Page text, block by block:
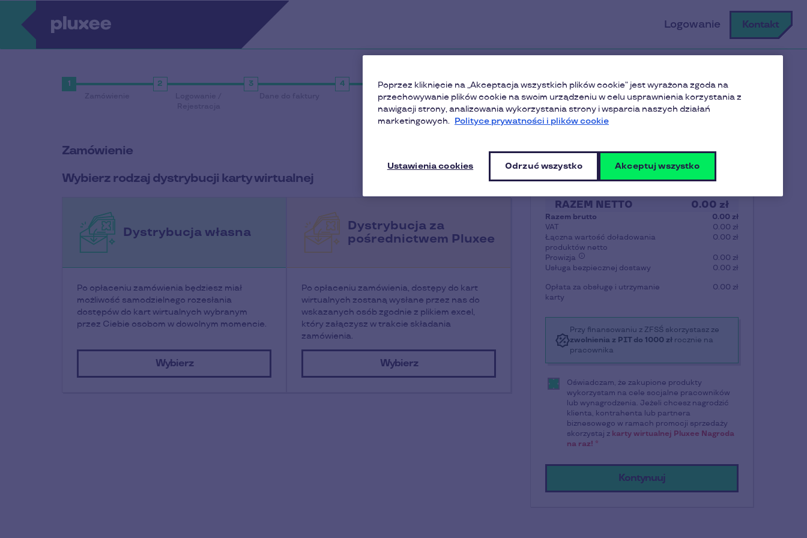
Logowanie Kontakt
Dostawa Potwierdzenie
Zamówienie
Wybierz rodzaj dystrybucji karty wirtualnej
Dystrybucja własna
Po opłaceniu zamówienia będziesz miał
możliwość samodzielnego rozesłania
dostępów do kart wirtualnych wybranym
przez Ciebie osobom w dowolnym momencie.
Wybierz
Dystrybucja za
pośrednictwem Pluxee
Po opłaceniu zamówienia, dostępy do kart
wirtualnych zostaną wysłane przez nas do
wskazanych osób zgodnie z plikiem excel,
który załączysz w trakcie składania
zamówienia.
Wybierz
Podsumowanie zamówienia
RAZEM NETTO 0.00 zł
Razem brutto
0.00 zł
VAT
0.00 zł
Łączna wartość doładowania
produktów netto
0.00 zł
Prowizja
0.00 zł
Usługa bezpiecznej dostawy
0.00 zł
Opłata za obsługę i utrzymanie
karty
0.00 zł
Przy finansowaniu z ZFSŚ skorzystasz ze
zwolnienia z PIT do 1000 zł rocznie na
pracownika
Oświadczam, że zakupione produkty
wykorzystam na cele socjalne pracowników
lub wynagrodzenia. Jeżeli chcesz nagrodzić
klienta, kontrahenta lub partnera
biznesowego w ramach promocji sprzedaży
skorzystaj z karty wirtualnej Pluxee Nagroda
na raz!
Kontynuuj
Poprzez kliknięcie na „Akceptacja wszystkich plików cookie” jest wyrażona zgoda na
przechowywanie plików cookie na swoim urządzeniu w celu usprawnienia korzystania z
nawigacji strony, analizowania wykorzystania strony i wsparcia naszych działań
marketingowych. Polityce prywatności i plików cookie
Ustawienia cookies Odrzuć wszystko Akceptuj wszystko